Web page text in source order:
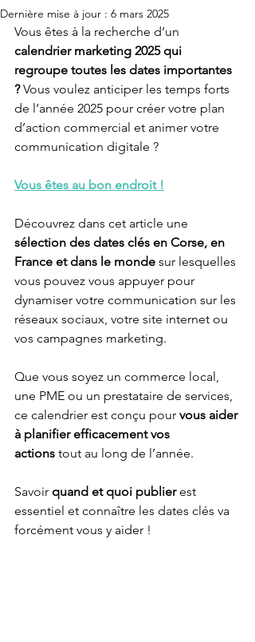
Dernière mise à jour : 6 mars 2025
Vous êtes à la recherche d’un
calendrier marketing 2025 qui
regroupe toutes les dates importantes
? Vous voulez anticiper les temps forts
de l’année 2025 pour créer votre plan
d’action commercial et animer votre
communication digitale ?
Vous êtes au bon endroit !
Découvrez dans cet article une
sélection des dates clés en Corse, en
France et dans le monde sur lesquelles
vous pouvez vous appuyer pour
dynamiser votre communication sur les
réseaux sociaux, votre site internet ou
vos campagnes marketing.
Que vous soyez un commerce local,
une PME ou un prestataire de services,
ce calendrier est conçu pour vous aider
à planifier efficacement vos
actions tout au long de l’année.
Savoir quand et quoi publier est
essentiel et connaître les dates clés va
forcément vous y aider !